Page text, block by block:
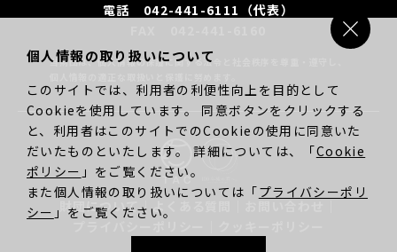
電話 042-441-6111（代表）
当財団は、個人情報の保護に関する法令と社会秩序を尊重・遵守し、
財団について｜よくある質問
個人情報の取り扱いについて
このサイトでは、利用者の利便性向上を目的として
Cookieを使用しています。 同意ボタンをクリックする
と、利用者はこのサイトでのCookieの使用に同意いた
だいたものといたします。 詳細については、「Cookie
ポリシー 」をご覧ください。
また個人情報の取り扱いについては「プライバシーポリ
シー 」をご覧ください。